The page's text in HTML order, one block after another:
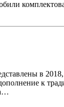
в
дополнение